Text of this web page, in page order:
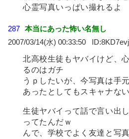
心霊写真いっぱい撮れるよ
287 本当にあった怖い名無し
2007/03/14(水) 00:33:50
北高校生徒もヤバイけど、
るのはガチ
うｐしたいが、今写真は手元
あったとしてもスキャナない
生徒ヤバイって話で言い出
ってたんだｗ
んで、学校でよく友達と写